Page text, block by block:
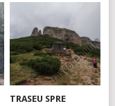
TRASEU SPRE